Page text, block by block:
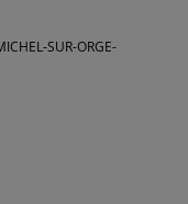
SUR-ORGE-